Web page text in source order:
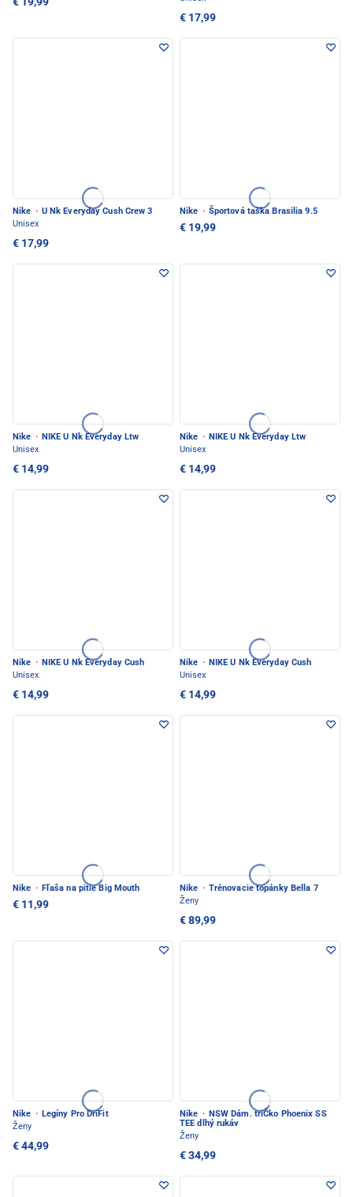
€ 17,99
Nike · U Nk Everyday Cush Crew 3
Unisex
€ 17,99
Nike · Športová taška Brasilia 9.5
€ 19,99
Nike · NIKE U Nk Everyday Ltw
Unisex
€ 14,99
Nike · NIKE U Nk Everyday Ltw
Unisex
€ 14,99
Nike · NIKE U Nk Everyday Cush
Unisex
€ 14,99
Nike · NIKE U Nk Everyday Cush
Unisex
€ 14,99
Nike · Fľaša na pitie Big Mouth
€ 11,99
Nike · Trénovacie topánky Bella 7
Ženy
€ 89,99
Nike · Legíny Pro DriFit
Ženy
€ 44,99
Nike · NSW Dám. triČko Phoenix SS
TEE dlhý rukáv
Ženy
€ 34,99